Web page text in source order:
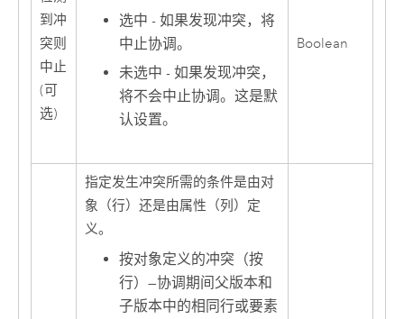
到冲
突则
中止
(可
选)
选中 - 如果发现冲突，将
中止协调。
未选中 - 如果发现冲突，
将不会中止协调。这是默
认设置。
Boolean
指定发生冲突所需的条件是由对
象（行）还是由属性（列）定
义。
按对象定义的冲突（按
行）—协调期间父版本和
子版本中的相同行或要素